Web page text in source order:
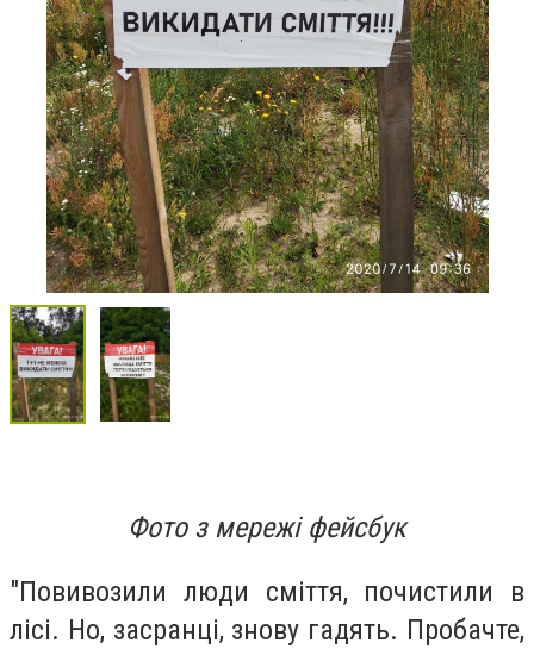
Фото з мережі фейсбук
"Повивозили люди сміття, почистили в
лісі. Но, засранці, знову гадять. Пробачте,